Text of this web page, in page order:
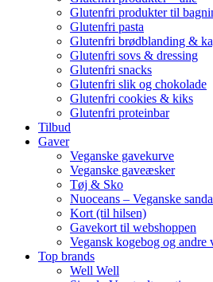
Glutenfri produkter til
Glutenfri pasta
Glutenfri brødblanding &
Glutenfri sovs & dressing
Glutenfri snacks
Glutenfri slik og chokolade
Glutenfri cookies & kiks
Glutenfri proteinbar
Tilbud
Gaver
Veganske gavekurve
Veganske gaveæsker
Tøj & Sko
Nuoceans – Veganske
Kort (til hilsen)
Gavekort til webshoppen
Vegansk kogebog og andre
Top brands
Well Well